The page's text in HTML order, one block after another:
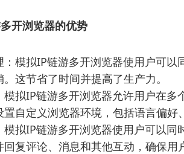
开浏览器的优势
：模拟IP链游多开浏览器使用户可
这节省了时间并提高了生产力。
模拟IP链游多开浏览器允许用户在
自定义浏览器环境，包括语言偏好
模拟IP链游多开浏览器使用户可以同
回复评论、消息和其他互动，确保用